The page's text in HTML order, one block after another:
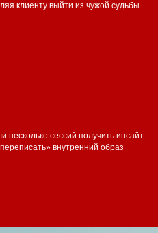
клиенту выйти из чужой судьбы.
несколько сессий получить инсайт
внутренний образ